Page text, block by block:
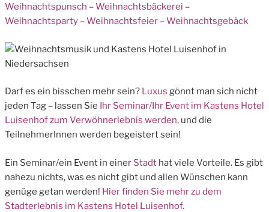
Weihnachtspunsch –Weihnachtsbäckerei –
Weihnachtsparty –Weihnachtsfeier –Weihnachtsgebäck
Darf es ein bisschen mehr sein? Luxus gönnt man sich nicht
jeden Tag – lassen Sie Ihr Seminar/Ihr Event im Kastens Hotel
Luisenhof zum Verwöhnerlebnis werden, und die
TeilnehmerInnen werden begeistert sein!
Ein Seminar/ein Event in einer Stadt hat viele Vorteile. Es gibt
nahezu nichts, was es nicht gibt und allen Wünschen kann
genüge getan werden! Hier finden Sie mehr zu dem
Stadterlebnis im Kastens Hotel Luisenhof.